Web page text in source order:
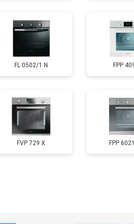
FL 0502/1 N FPP
FVP 729 X FPP